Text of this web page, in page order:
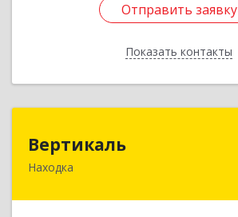
Отправить заявку
Показать контакты
Отправить заявку
Назад
Вертикаль
Находка